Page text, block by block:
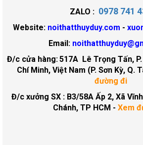
ZALO : 0978 741
Website: noithatthuyduy.com -
Email:
Đ/c cửa hàng:517A Lê Trọng Tấn, P.
Chí Minh, Việt Nam (P. Sơn Kỳ, Q.
đường đi
Đ/c xưởng SX : B3/58A Ấp 2, Xã
Chánh, TP HCM - Xem